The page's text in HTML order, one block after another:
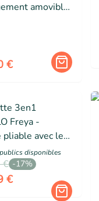
amovible
€
3en1
Freya -
pliable avec le
- Siège auto -
- Jusqu'à
s disponibles
€ -17%
€